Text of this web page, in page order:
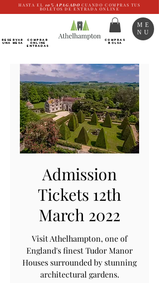
HASTA EL 10% APAGADO CUANDO COMPRAS TUS
BOLETOS DE ENTRADA ONLINE
RESERVAR
UNA MESA
Comprar
ONLINE
Entradas
COMPRAS
BOLSA
ME
NU
Admission
Tickets 12th
March 2022
Visit Athelhampton, one of
England's finest Tudor Manor
Houses surrounded by stunning
architectural gardens.